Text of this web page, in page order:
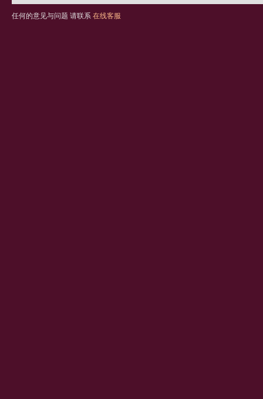
任何的意见与问题 请联系 在线客服